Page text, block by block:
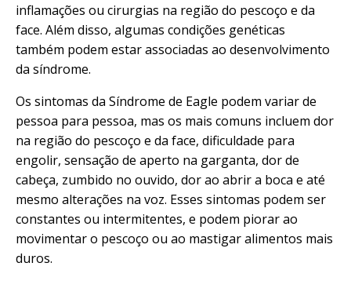
inflamações ou cirurgias na região do pescoço e da
face. Além disso, algumas condições genéticas
também podem estar associadas ao desenvolvimento
da síndrome.
Os sintomas da Síndrome de Eagle podem variar de
pessoa para pessoa, mas os mais comuns incluem dor
na região do pescoço e da face, dificuldade para
engolir, sensação de aperto na garganta, dor de
cabeça, zumbido no ouvido, dor ao abrir a boca e até
mesmo alterações na voz. Esses sintomas podem ser
constantes ou intermitentes, e podem piorar ao
movimentar o pescoço ou ao mastigar alimentos mais
duros.